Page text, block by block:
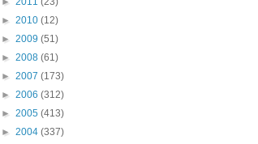
► 2010 (12)
► 2009 (51)
► 2008 (61)
► 2007 (173)
► 2006 (312)
► 2005 (413)
► 2004 (337)